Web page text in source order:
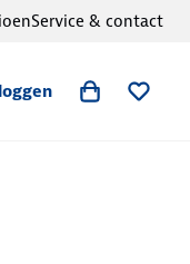
Service & contact